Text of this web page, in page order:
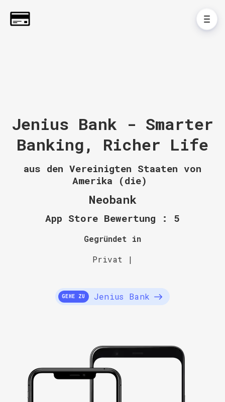
Jenius Bank - Smarter
Banking, Richer Life
aus den Vereinigten Staaten von
Amerika (die)
Neobank
App Store Bewertung : 5
Gegründet in
Privat |
GEHE ZU Jenius Bank